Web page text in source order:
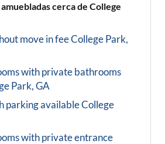
cerca de College
move in feeCollege Park,
with private bathrooms
Park, GA
parking availableCollege
with private entrance